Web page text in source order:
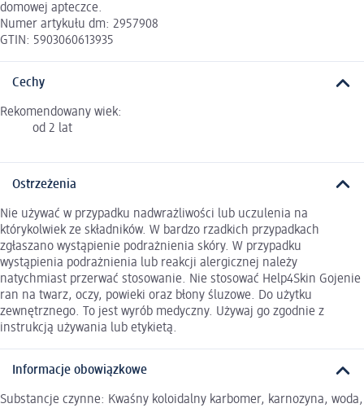
domowej apteczce.
Numer artykułu dm: 2957908
GTIN: 5903060613935
Cechy
Rekomendowany wiek:
od 2 lat
Ostrzeżenia
Nie używać w przypadku nadwrażliwości lub uczulenia na
którykolwiek ze składników. W bardzo rzadkich przypadkach
zgłaszano wystąpienie podrażnienia skóry. W przypadku
wystąpienia podrażnienia lub reakcji alergicznej należy
natychmiast przerwać stosowanie. Nie stosować Help4Skin Gojenie
ran na twarz, oczy, powieki oraz błony śluzowe. Do użytku
zewnętrznego. To jest wyrób medyczny. Używaj go zgodnie z
instrukcją używania lub etykietą.
Informacje obowiązkowe
Substancje czynne: Kwaśny koloidalny karbomer, karnozyna, woda,